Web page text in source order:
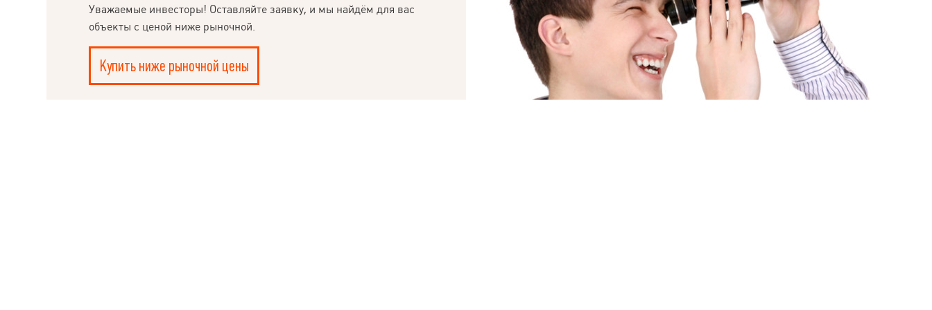
Уважаемые инвесторы! Оставляйте заявку, и мы найдём для вас
объекты с ценой ниже рыночной.
Купить ниже рыночной цены © 2019 – 2026 Valion real estate. Все права защищены.
— WEB-интегрированные системы управления риелторскими компаниями